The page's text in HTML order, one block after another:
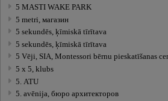
5 MASTI WAKE PARK
5 metri, магазин
5 sekundēs, ķīmiskā tīrītava
5 sekundēs, ķīmiskā tīrītava
5 Vēji, SIA, Montessori bērnu pieskatīšanas
5 x 5, klubs
5. ATU
5. avēnija, бюро архитекторов